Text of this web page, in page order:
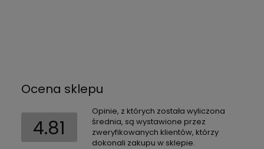
Ocena sklepu
4.81
Opinie, z których została wyliczona
średnia, są wystawione przez
zweryfikowanych klientów, którzy
dokonali zakupu w sklepie.